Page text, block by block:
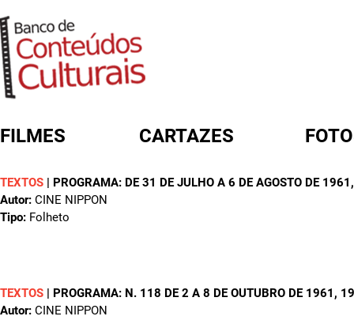
FILMES CARTAZES
TEXTOS | PROGRAMA: DE 31 DE JULHO A 6 DE AGOSTO DE 1961
Autor: CINE NIPPON
Tipo: Folheto
TEXTOS | PROGRAMA: N. 118 DE 2 A 8 DE OUTUBRO DE 1961 ,
Autor: CINE NIPPON
FORMULÁRIO DE BUSCA